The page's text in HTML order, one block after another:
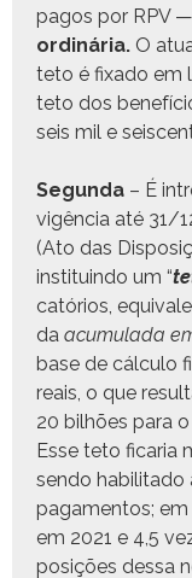
pagos por RPV —
ordinária. O
teto é fix­a­do em
teto dos
seis mil e
Segun­da – É
vigên­cia até 31/
(Ato das
insti­tuin­do um “
catórios,
da acu­mu­la­da
base de cál­cu­lo
reais, o que
20 bil­hões para
Esse teto ficaria
sendo habil­i­ta­do
paga­men­tos;
em 2021 e 4,5
posições dessa